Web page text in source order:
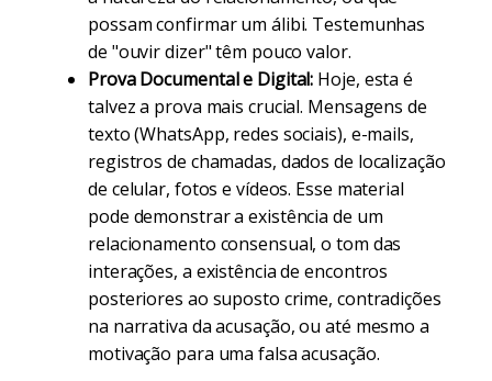
possam confirmar um álibi. Testemunhas
de "ouvir dizer" têm pouco valor.
Prova Documental e Digital: Hoje, esta é
talvez a prova mais crucial. Mensagens de
texto (WhatsApp, redes sociais), e-mails,
registros de chamadas, dados de localização
de celular, fotos e vídeos. Esse material
pode demonstrar a existência de um
relacionamento consensual, o tom das
interações, a existência de encontros
posteriores ao suposto crime, contradições
na narrativa da acusação, ou até mesmo a
motivação para uma falsa acusação.